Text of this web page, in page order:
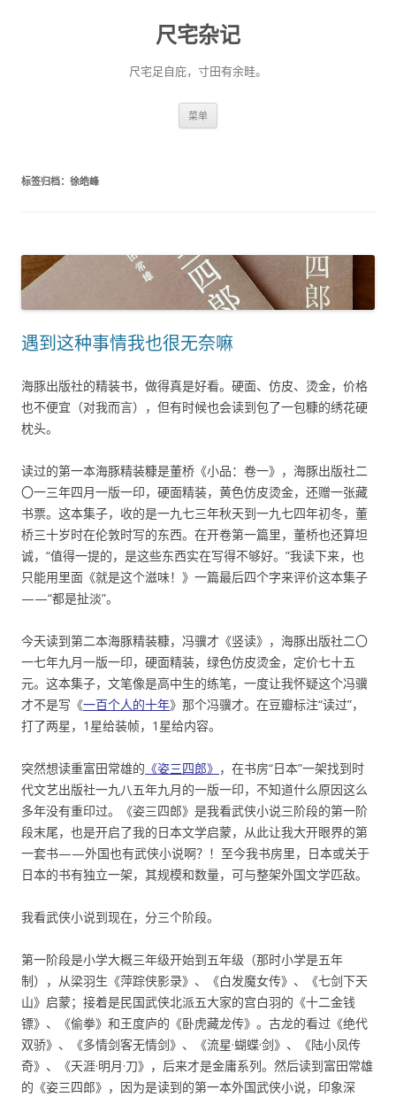
尺宅杂记
尺宅足自庇，寸田有余畦。
菜单
标签归档： 徐皓峰
遇到这种事情我也很无奈嘛
海豚出版社的精装书，做得真是好看。硬面、仿皮、烫金，价格
也不便宜（对我而言），但有时候也会读到包了一包糠的绣花硬
枕头。
读过的第一本海豚精装糠是董桥《小品：卷一》，海豚出版社二
〇一三年四月一版一印，硬面精装，黄色仿皮烫金，还赠一张藏
书票。这本集子，收的是一九七三年秋天到一九七四年初冬，董
桥三十岁时在伦敦时写的东西。在开卷第一篇里，董桥也还算坦
诚，“值得一提的，是这些东西实在写得不够好。”我读下来，也
只能用里面《就是这个滋味！》一篇最后四个字来评价这本集子
——“都是扯淡”。
今天读到第二本海豚精装糠，冯骥才《竖读》，海豚出版社二〇
一七年九月一版一印，硬面精装，绿色仿皮烫金，定价七十五
元。这本集子，文笔像是高中生的练笔，一度让我怀疑这个冯骥
才不是写《一百个人的十年》那个冯骥才。在豆瓣标注“读过”，
打了两星，1星给装帧，1星给内容。
突然想读重富田常雄的 《姿三四郎》 ，在书房“日本”一架找到时
代文艺出版社一九八五年九月的一版一印，不知道什么原因这么
多年没有重印过。《姿三四郎》是我看武侠小说三阶段的第一阶
段末尾，也是开启了我的日本文学启蒙，从此让我大开眼界的第
一套书——外国也有武侠小说啊？！至今我书房里，日本或关于
日本的书有独立一架，其规模和数量，可与整架外国文学匹敌。
我看武侠小说到现在，分三个阶段。
第一阶段是小学大概三年级开始到五年级（那时小学是五年
制），从梁羽生《萍踪侠影录》、《白发魔女传》、《七剑下天
山》启蒙；接着是民国武侠北派五大家的宫白羽的《十二金钱
镖》、《偷拳》和王度庐的《卧虎藏龙传》。古龙的看过《绝代
双骄》、《多情剑客无情剑》、《流星·蝴蝶·剑》、《陆小凤传
奇》、《天涯·明月·刀》，后来才是金庸系列。然后读到富田常雄
的《姿三四郎》，因为是读到的第一本外国武侠小说，印象深